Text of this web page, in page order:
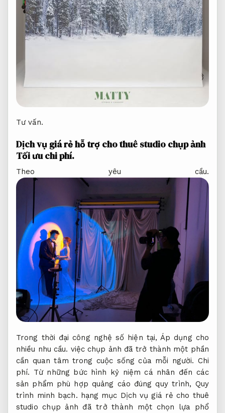
Tư vấn.
Dịch vụ giá rẻ hỗ trợ cho thuê studio chụp ảnh
Tối ưu chi phí.
Theo yêu cầu.
Trong thời đại công nghệ số hiện tại,Áp dụng cho
nhiều nhu cầu. việc chụp ảnh đã trở thành một phần
cần quan tâm trong cuộc sống của mỗi người. Chi
phí. Từ những bức hình kỷ niệm cá nhân đến các
sản phẩm phù hợp quảng cáo đúng quy trình, Quy
trình minh bạch. hạng mục Dịch vụ giá rẻ cho thuê
studio chụp ảnh đã trở thành một chọn lựa phổ